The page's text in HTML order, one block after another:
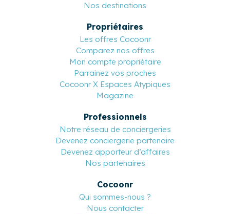
Nos destinations
Propriétaires
Les offres Cocoonr
Comparez nos offres
Mon compte propriétaire
Parrainez vos proches
Cocoonr X Espaces Atypiques
Magazine
Professionnels
Notre réseau de conciergeries
Devenez conciergerie partenaire
Devenez apporteur d’affaires
Nos partenaires
Cocoonr
Qui sommes-nous ?
Nous contacter